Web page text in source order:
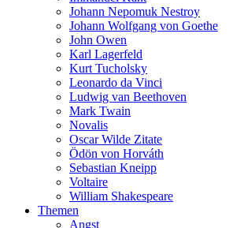
Johann Nepomuk Nestroy
Johann Wolfgang von Goethe
John Owen
Karl Lagerfeld
Kurt Tucholsky
Leonardo da Vinci
Ludwig van Beethoven
Mark Twain
Novalis
Oscar Wilde Zitate
Ödön von Horváth
Sebastian Kneipp
Voltaire
William Shakespeare
Themen
Angst